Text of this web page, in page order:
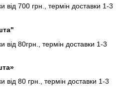
від 700 грн., термін доставки 1-3
від 80грн., термін доставки 1-3
від 80 грн., термін доставки 1-3